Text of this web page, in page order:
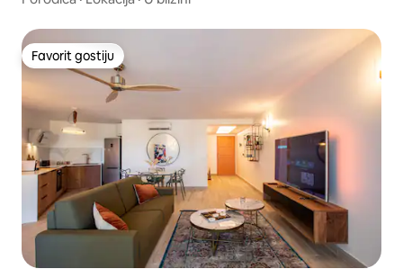
Favorit gostiju
Favorit gostiju